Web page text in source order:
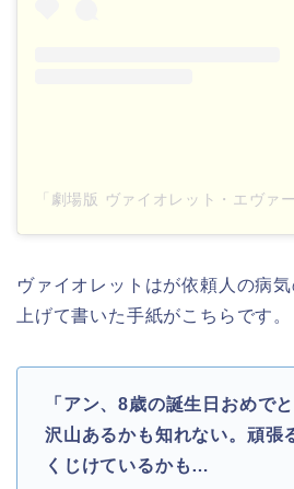
ヴァイオレットはが依頼人の病
上げて書いた手紙がこちらです。
「アン、8歳の誕生日おめで
沢山あるかも知れない。頑張
くじけているかも…